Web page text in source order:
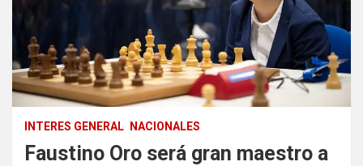
INTERES GENERAL NACIONALES
Faustino Oro será gran maestro a